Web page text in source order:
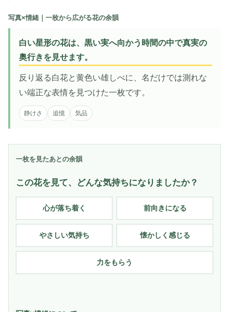
写真×情緒｜一枚から広がる花の余韻
白い星形の花は、黒い実へ向かう時間の中で真実の
奥行きを見せます。
反り返る白花と黄色い雄しべに、名だけでは測れな
い端正な表情を見つけた一枚です。
静けさ 追憶 気品
一枚を見たあとの余韻
この花を見て、どんな気持ちになりましたか？
心が落ち着く 前向きになる
やさしい気持ち 懐かしく感じる
力をもらう